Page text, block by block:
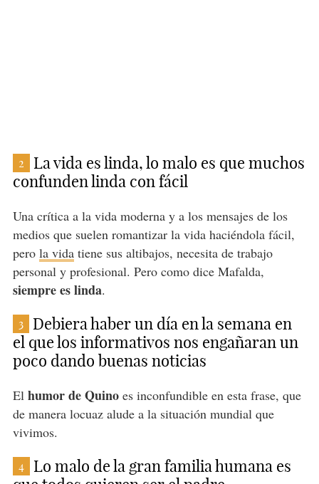
2
La vida es linda, lo malo es que muchos
confunden linda con fácil
Una crítica a la vida moderna y a los mensajes de los
medios que suelen romantizar la vida haciéndola fácil,
pero la vidatiene sus altibajos, necesita de trabajo
personal y profesional. Pero como dice Mafalda,
siempre es linda.
3
Debiera haber un día en la semana en
el que los informativos nos engañaran un
poco dando buenas noticias
El humor de Quinoes inconfundible en esta frase, que
de manera locuaz alude a la situación mundial que
vivimos.
4
Lo malo de la gran familia humana es